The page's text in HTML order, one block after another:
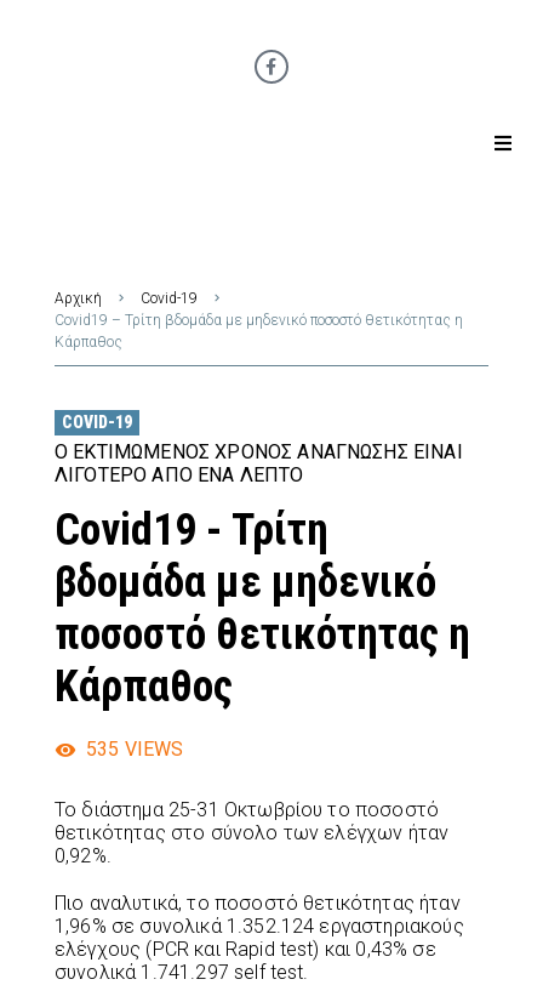
Αρχική
Covid-19
Covid19 – Τρίτη βδομάδα με μηδενικό ποσοστό θετικότητας η
Κάρπαθος
COVID-19
Ο ΕΚΤΙΜΏΜΕΝΟΣ ΧΡΌΝΟΣ ΑΝΆΓΝΩΣΗΣ ΕΊΝΑΙ
ΛΙΓΌΤΕΡΟ ΑΠΌ ΈΝΑ ΛΕΠΤΌ
Covid19 - Τρίτη
βδομάδα με μηδενικό
ποσοστό θετικότητας η
Κάρπαθος
535 VIEWS
Το διάστημα 25-31 Οκτωβρίου το ποσοστό
θετικότητας στο σύνολο των ελέγχων ήταν
0,92%.
Πιο αναλυτικά, το ποσοστό θετικότητας ήταν
1,96% σε συνολικά 1.352.124 εργαστηριακούς
ελέγχους (PCR και Rapid test) και 0,43% σε
συνολικά 1.741.297 self test.